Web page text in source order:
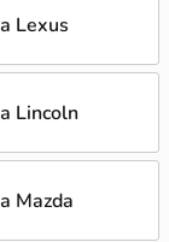
Lexus
Lincoln
Mazda